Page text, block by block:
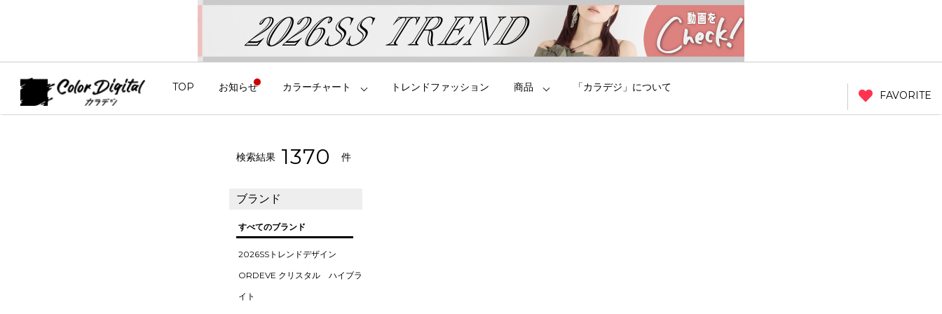
TOP お知らせ カラーチャート トレンドファッション 商品 「カラデジ」について
FAVORITE
検索結果 1370 件
ブランド
すべてのブランド
2026SSトレンドデザイン
ORDEVE クリスタル ハイブラ
イト